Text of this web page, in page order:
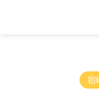
宿